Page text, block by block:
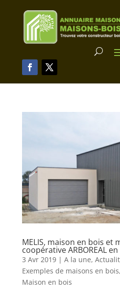
MELIS, maison en bois et
coopérative ARBOREAL
3 Avr 2019| A la une,
Exemples de maisons en bois,
Maison en bois